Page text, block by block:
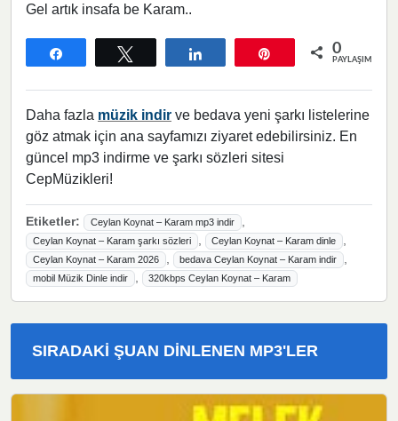
Gel artık insafa be Karam..
0
PAYLAŞIMLAR
Daha fazla müzik indir ve bedava yeni şarkı listelerine
göz atmak için ana sayfamızı ziyaret edebilirsiniz. En
güncel mp3 indirme ve şarkı sözleri sitesi
CepMüzikleri!
Etiketler: Ceylan Koynat – Karam mp3 indir ,
Ceylan Koynat – Karam şarkı sözleri , Ceylan Koynat – Karam dinle
Ceylan Koynat – Karam 2026 , bedava Ceylan Koynat – Karam indir
mobil Müzik Dinle indir , 320kbps Ceylan Koynat – Karam
SIRADAKI ŞUAN DINLENEN MP3'LER